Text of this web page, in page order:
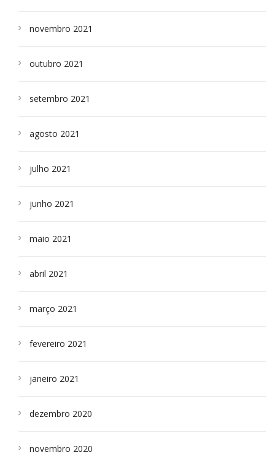
novembro 2021
outubro 2021
setembro 2021
agosto 2021
julho 2021
junho 2021
maio 2021
abril 2021
março 2021
fevereiro 2021
janeiro 2021
dezembro 2020
novembro 2020